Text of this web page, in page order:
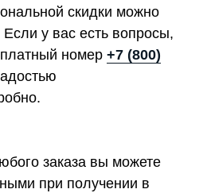
скидки можно
Если у вас есть вопросы,
номер +7 (800)
заказа вы можете
при получении в